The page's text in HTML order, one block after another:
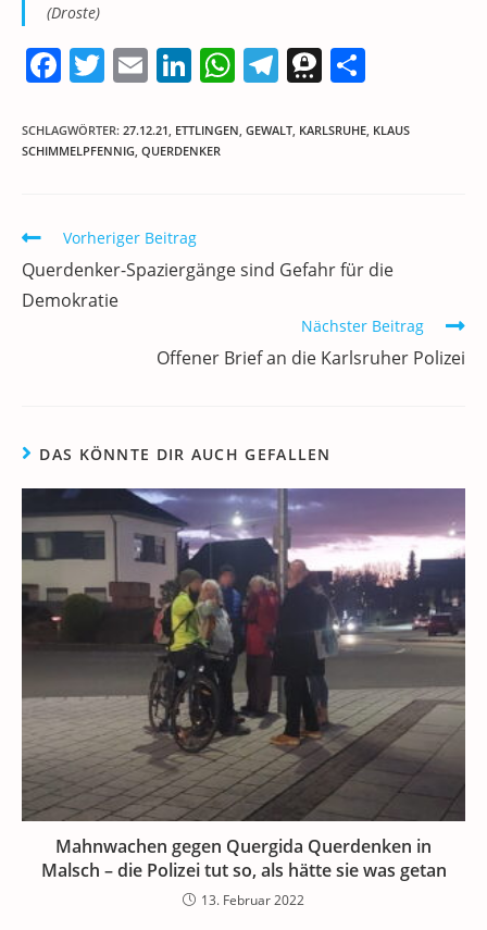
(Droste)
F
c
e
o
o
k
T
itt
er
E
ai
l
Li
k
e
n
W
at
p
T
e
T
re le
SCHLAGWÖRTER: 27.12.21 ETTLINGEN GEWALT KARLSRUHE KLAUS
SCHIMMELPFENNIG QUERDENKER
Weitere
ansehen
Vorheriger Beitrag
Querdenker-Spaziergänge sind Gefahr für die
Demokratie
Nächster Beitrag
Offener Brief an die Karlsruher Polizei
DAS KÖNNTE DIR AUCH GEFALLEN
Mahnwachen gegen Quergida Querdenken in
Malsch – die Polizei tut so, als hätte sie was getan
13. Februar 2022